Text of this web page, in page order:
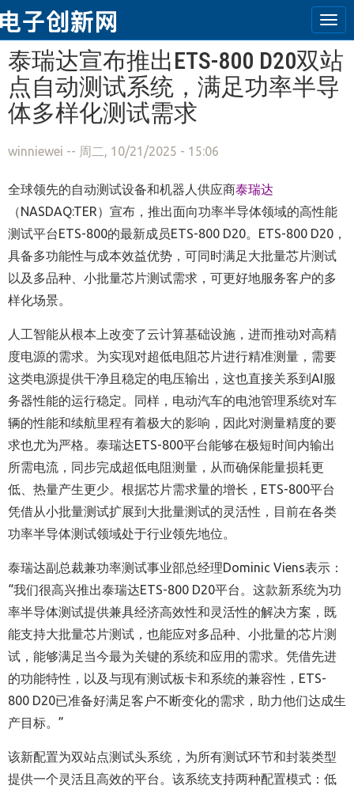
跳转到主要内容
泰瑞达宣布推出ETS-800 D20双站
点自动测试系统，满足功率半导
体多样化测试需求
winniewei -- 周二, 10/21/2025 - 15:06
全球领先的自动测试设备和机器人供应商泰瑞达
（NASDAQ:TER）宣布，推出面向功率半导体领域的高性能
测试平台ETS-800的最新成员ETS-800 D20。ETS-800 D20，
具备多功能性与成本效益优势，可同时满足大批量芯片测试
以及多品种、小批量芯片测试需求，可更好地服务客户的多
样化场景。
人工智能从根本上改变了云计算基础设施，进而推动对高精
度电源的需求。为实现对超低电阻芯片进行精准测量，需要
这类电源提供干净且稳定的电压输出，这也直接关系到AI服
务器性能的运行稳定。同样，电动汽车的电池管理系统对车
辆的性能和续航里程有着极大的影响，因此对测量精度的要
求也尤为严格。泰瑞达ETS-800平台能够在极短时间内输出
所需电流，同步完成超低电阻测量，从而确保能量损耗更
低、热量产生更少。根据芯片需求量的增长，ETS-800平台
凭借从小批量测试扩展到大批量测试的灵活性，目前在各类
功率半导体测试领域处于行业领先地位。
泰瑞达副总裁兼功率测试事业部总经理Dominic Viens表示：
“我们很高兴推出泰瑞达ETS-800 D20平台。这款新系统为功
率半导体测试提供兼具经济高效性和灵活性的解决方案，既
能支持大批量芯片测试，也能应对多品种、小批量的芯片测
试，能够满足当今最为关键的系统和应用的需求。凭借先进
的功能特性，以及与现有测试板卡和系统的兼容性，ETS-
800 D20已准备好满足客户不断变化的需求，助力他们达成生
产目标。”
该新配置为双站点测试头系统，为所有测试环节和封装类型
提供一个灵活且高效的平台。该系统支持两种配置模式：低